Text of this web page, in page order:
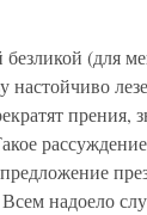
(для
настойчиво
прения,
надоело